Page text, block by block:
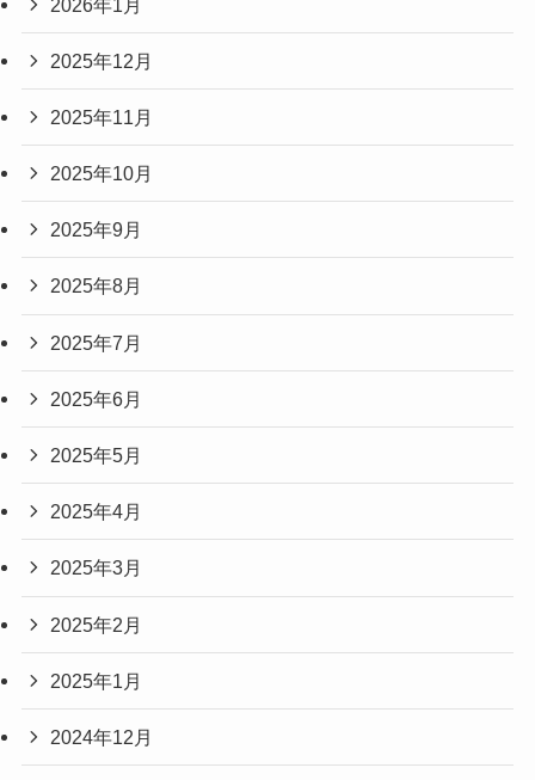
2025年12月
2025年11月
2025年10月
2025年9月
2025年8月
2025年7月
2025年6月
2025年5月
2025年4月
2025年3月
2025年2月
2025年1月
2024年12月